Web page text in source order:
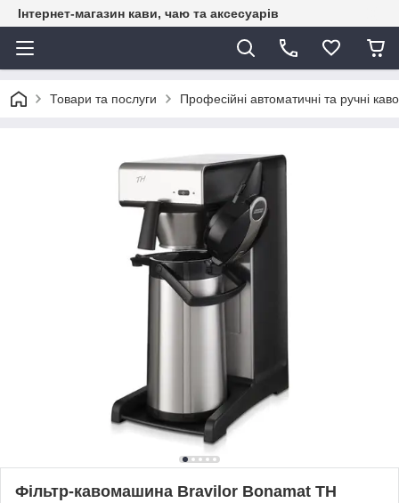
Інтернет-магазин кави, чаю та аксесуарів
Товари та послуги Професійні автоматичні та ручні
Фільтр-кавомашина Bravilor Bonamat ТН